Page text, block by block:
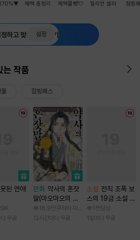
70%▼ 혜택 총정리 혜택몰빵💘 밀리언 셀러 점핑
하고 맞춤 추천 받기
설정
는 작품
물 점핑패스
아쿠미
된 연애
SIK
무료
만화 약사의 혼잣
말(마오마오의 후
궁 수수께끼 풀이
수첩)
16.9만 쿠라타 미노지 / 휴우가 나츠
12시간마다 무료
소설 전직 조폭 보
스의 19금 소설 속
가정부 빙의기
1천 당성
1일마다 무료